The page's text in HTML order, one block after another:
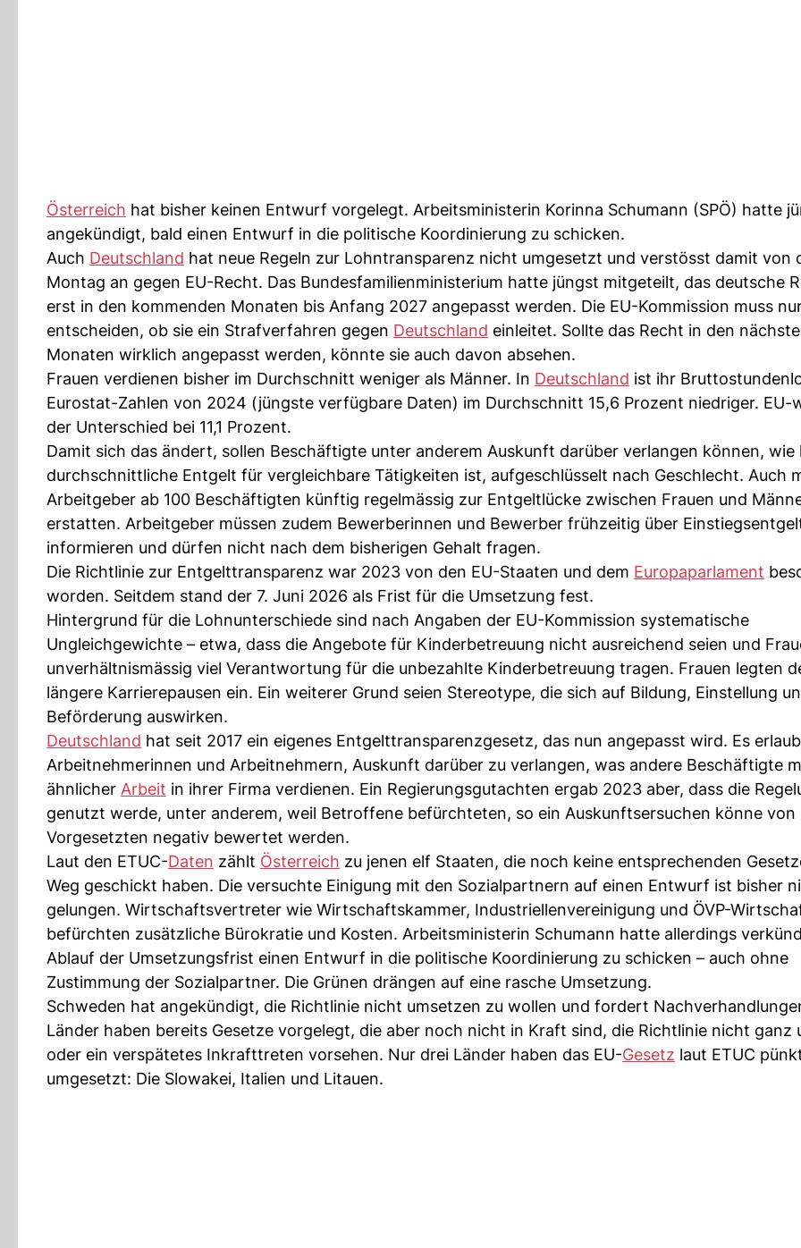
Österreich hat bisher keinen Entwurf vorgelegt. Arbeitsministerin Korinna Schumann (SPÖ) hatte
angekündigt, bald einen Entwurf in die politische Koordinierung zu schicken.
Auch Deutschland hat neue Regeln zur Lohntransparenz nicht umgesetzt und verstösst damit von
Montag an gegen EU-Recht. Das Bundesfamilienministerium hatte jüngst mitgeteilt, das deutsche
erst in den kommenden Monaten bis Anfang 2027 angepasst werden. Die EU-Kommission muss
entscheiden, ob sie ein Strafverfahren gegen Deutschland einleitet. Sollte das Recht in den
Monaten wirklich angepasst werden, könnte sie auch davon absehen.
Frauen verdienen bisher im Durchschnitt weniger als Männer. In Deutschland ist ihr
Eurostat-Zahlen von 2024 (jüngste verfügbare Daten) im Durchschnitt 15,6 Prozent niedriger. EU-
der Unterschied bei 11,1 Prozent.
Damit sich das ändert, sollen Beschäftigte unter anderem Auskunft darüber verlangen können, wie
durchschnittliche Entgelt für vergleichbare Tätigkeiten ist, aufgeschlüsselt nach Geschlecht. Auch
Arbeitgeber ab 100 Beschäftigten künftig regelmässig zur Entgeltlücke zwischen Frauen und
erstatten. Arbeitgeber müssen zudem Bewerberinnen und Bewerber frühzeitig über
informieren und dürfen nicht nach dem bisherigen Gehalt fragen.
Die Richtlinie zur Entgelttransparenz war 2023 von den EU-Staaten und dem Europaparlament
worden. Seitdem stand der 7. Juni 2026 als Frist für die Umsetzung fest.
Hintergrund für die Lohnunterschiede sind nach Angaben der EU-Kommission systematische
Ungleichgewichte – etwa, dass die Angebote für Kinderbetreuung nicht ausreichend seien und
unverhältnismässig viel Verantwortung für die unbezahlte Kinderbetreuung tragen. Frauen legten
längere Karrierepausen ein. Ein weiterer Grund seien Stereotype, die sich auf Bildung, Einstellung
Beförderung auswirken.
Deutschland hat seit 2017 ein eigenes Entgelttransparenzgesetz, das nun angepasst wird. Es
Arbeitnehmerinnen und Arbeitnehmern, Auskunft darüber zu verlangen, was andere Beschäftigte
ähnlicher Arbeit in ihrer Firma verdienen. Ein Regierungsgutachten ergab 2023 aber, dass die
genutzt werde, unter anderem, weil Betroffene befürchteten, so ein Auskunftsersuchen könne von
Vorgesetzten negativ bewertet werden.
Laut den ETUC-Daten zählt Österreich zu jenen elf Staaten, die noch keine entsprechenden
Weg geschickt haben. Die versuchte Einigung mit den Sozialpartnern auf einen Entwurf ist bisher
gelungen. Wirtschaftsvertreter wie Wirtschaftskammer, Industriellenvereinigung und ÖVP-
befürchten zusätzliche Bürokratie und Kosten. Arbeitsministerin Schumann hatte allerdings
Ablauf der Umsetzungsfrist einen Entwurf in die politische Koordinierung zu schicken – auch ohne
Zustimmung der Sozialpartner. Die Grünen drängen auf eine rasche Umsetzung.
Schweden hat angekündigt, die Richtlinie nicht umsetzen zu wollen und fordert
Länder haben bereits Gesetze vorgelegt, die aber noch nicht in Kraft sind, die Richtlinie nicht ganz
oder ein verspätetes Inkrafttreten vorsehen. Nur drei Länder haben das EU-Gesetz laut ETUC
umgesetzt: Die Slowakei, Italien und Litauen.